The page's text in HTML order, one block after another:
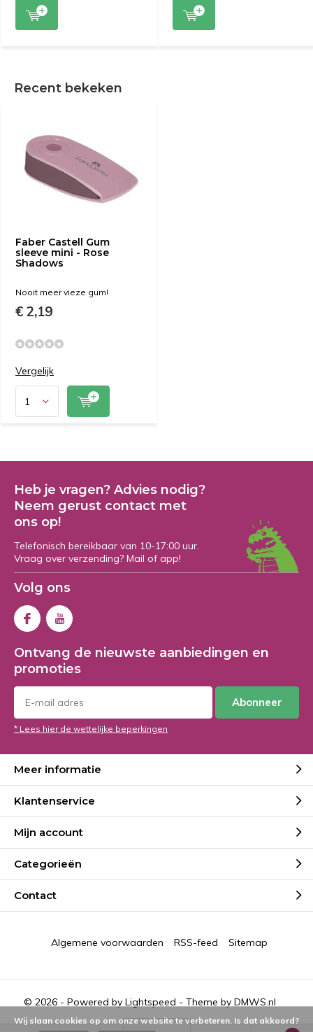
Recent bekeken
Faber Castell Gum
sleeve mini - Rose
Shadows
Nooit meer vieze gum!
€ 2,19
Vergelijk
Heb je vragen? Advies nodig?
Neem gerust contact met
ons op!
Telefonisch bereikbaar van 10-17:00 uur.
Vraag over verzending? Mail of app!
Volg ons
Ontvang de nieuwste aanbiedingen en
promoties
Abonneer
* Lees hier de wettelijke beperkingen
Meer informatie
Klantenservice
Mijn account
Categorieën
Contact
© 2026 - Powered by Lightspeed - Theme by DMWS.nl
Algemene voorwaarden RSS-feed Sitemap
Wij slaan cookies op om onze website te verbeteren. Is dat akkoord?